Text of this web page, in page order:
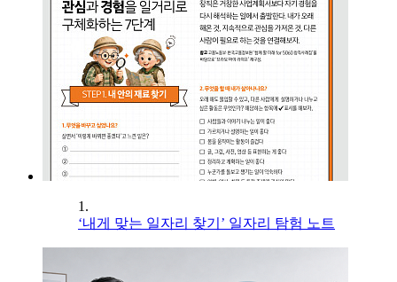
1.
‘내게 맞는 일자리 찾기’ 일자리 탐험 노트